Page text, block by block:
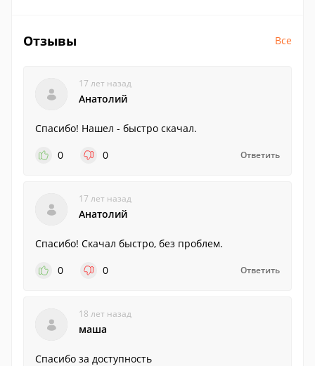
Отзывы Все
17 лет назад
Анатолий
Спасибо! Нашел - быстро скачал.
0
0 Ответить
17 лет назад
Анатолий
Спасибо! Скачал быстро, без проблем.
0
0 Ответить
18 лет назад
маша
Спасибо за доступность